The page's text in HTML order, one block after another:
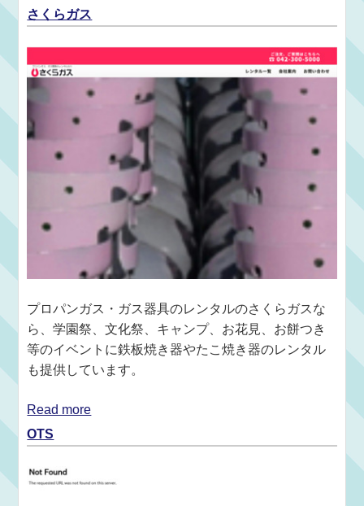
さくらガス
プロパンガス・ガス器具のレンタルのさくらガスな
ら、学園祭、文化祭、キャンプ、お花見、お餅つき
等のイベントに鉄板焼き器やたこ焼き器のレンタル
も提供しています。
Read more
OTS